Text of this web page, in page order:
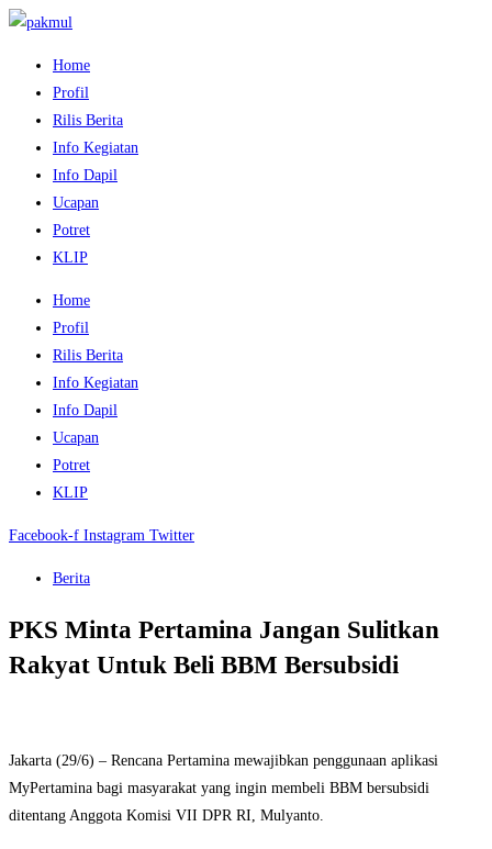
Home
Profil
Rilis Berita
Info Kegiatan
Info Dapil
Ucapan
Potret
KLIP
Home
Profil
Rilis Berita
Info Kegiatan
Info Dapil
Ucapan
Potret
KLIP
Facebook-f Instagram Twitter
Berita
PKS Minta Pertamina Jangan Sulitkan
Rakyat Untuk Beli BBM Bersubsidi
Jakarta (29/6) – Rencana Pertamina mewajibkan penggunaan aplikasi
MyPertamina bagi masyarakat yang ingin membeli BBM bersubsidi
ditentang Anggota Komisi VII DPR RI, Mulyanto.